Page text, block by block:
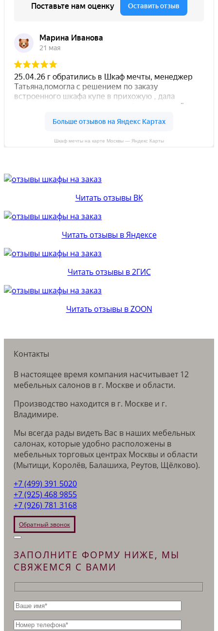
Шкаф мечты на карте Москвы — Яндекс Карты
Читать отзывы ВК
Читать отзывы в Яндексе
Читать отзывы в 2ГИС
Читать отзывы в ZOON
Контакты
В настоящее время компания насчитывает 12
мебельных салонов в г. Москве и области.
Производство находится в г. Москве и г.
Владимире.
Мы всегда рады видеть Вас в наших мебельных
салонах, которые удобно расположены в
мебельных торговых центрах Москвы и области
(Мытищи, Королёв, Балашиха, Реутов, Щёлково).
+7 (499) 391 5020
+7 (925) 468 9855
+7 (926) 781 3168
Обратный звонок
ЗАПОЛНИТЕ ФОРМУ НИЖЕ, МЫ
СВЯЖЕМСЯ С ВАМИ